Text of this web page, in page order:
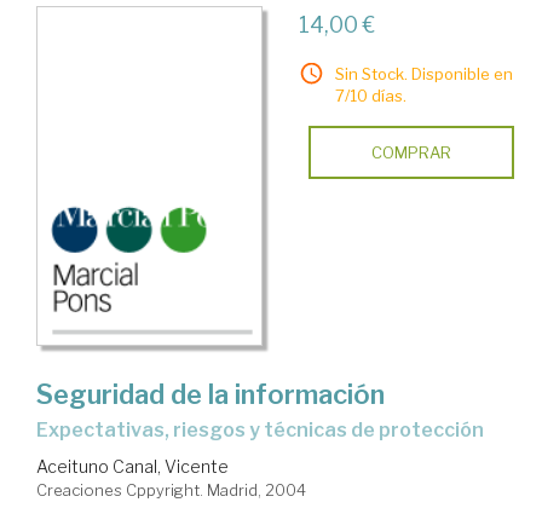
14,00 €
Sin Stock. Disponible en
7/10 días.
COMPRAR
Seguridad de la información
expectativas, riesgos y técnicas de protección
Aceituno Canal, Vicente
Creaciones Cppyright. Madrid, 2004